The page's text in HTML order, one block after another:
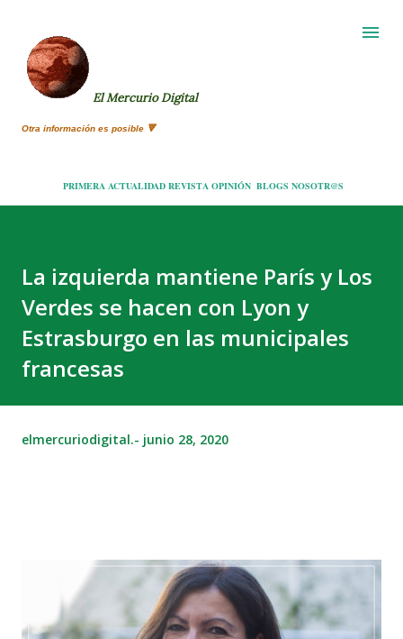
El Mercurio Digital
Otra información es posible 🔻
PRIMERA ACTUALIDAD REVISTA OPINIÓN BLOGS NOSOTR@S
La izquierda mantiene París y Los
Verdes se hacen con Lyon y
Estrasburgo en las municipales
francesas
elmercuriodigital.- junio 28, 2020